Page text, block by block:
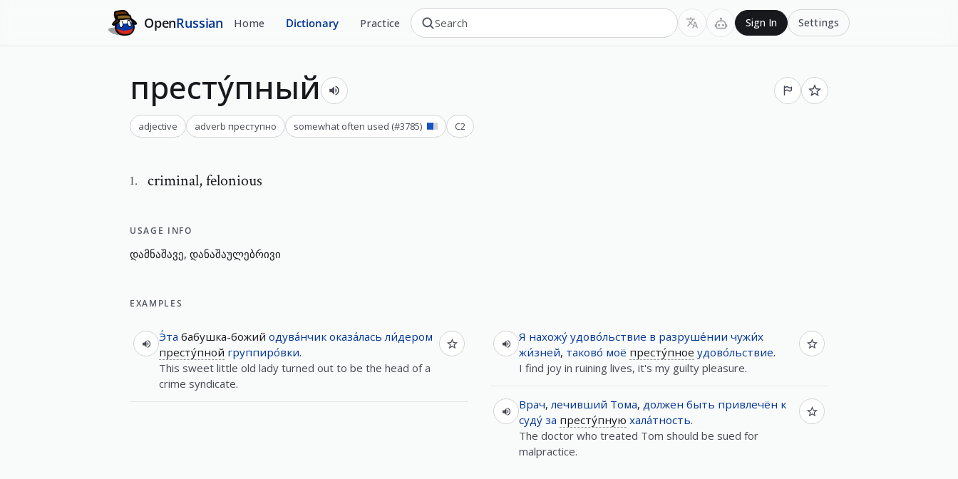
OpenRussian Home Dictionary Practice Sign In Settings
престу́пный
adjective adverb преступно somewhat often used (#3785) C2
1. criminal,felonious
USAGE INFO
დამნაშავე, დანაშაულებრივი
EXAMPLES
Э́та бабушка-божий одува́нчик оказа́лась ли́дером
престу́пной группиро́вки.
This sweet little old lady turned out to be the head of a
crime syndicate.
Я нахожу́ удово́льствие в разруше́нии чужи́х
жи́зней, таково́ моё престу́пное удово́льствие.
I find joy in ruining lives, it's my guilty pleasure.
Врач,лечивший Тома, должен быть привлечён к
суду́ за престу́пную хала́тность.
The doctor who treated Tom should be sued for
malpractice.